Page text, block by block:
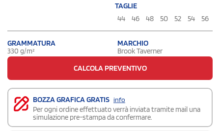
TAGLIE
44
46 48 50 52 54 56
GRAMMATURA
330 g/m²
MARCHIO
Brook Taverner
CALCOLA PREVENTIVO
BOZZA GRAFICA GRATIS info
Per ogni ordine effettuato verrà inviata tramite mail una
simulazione pre-stampa da confermare.